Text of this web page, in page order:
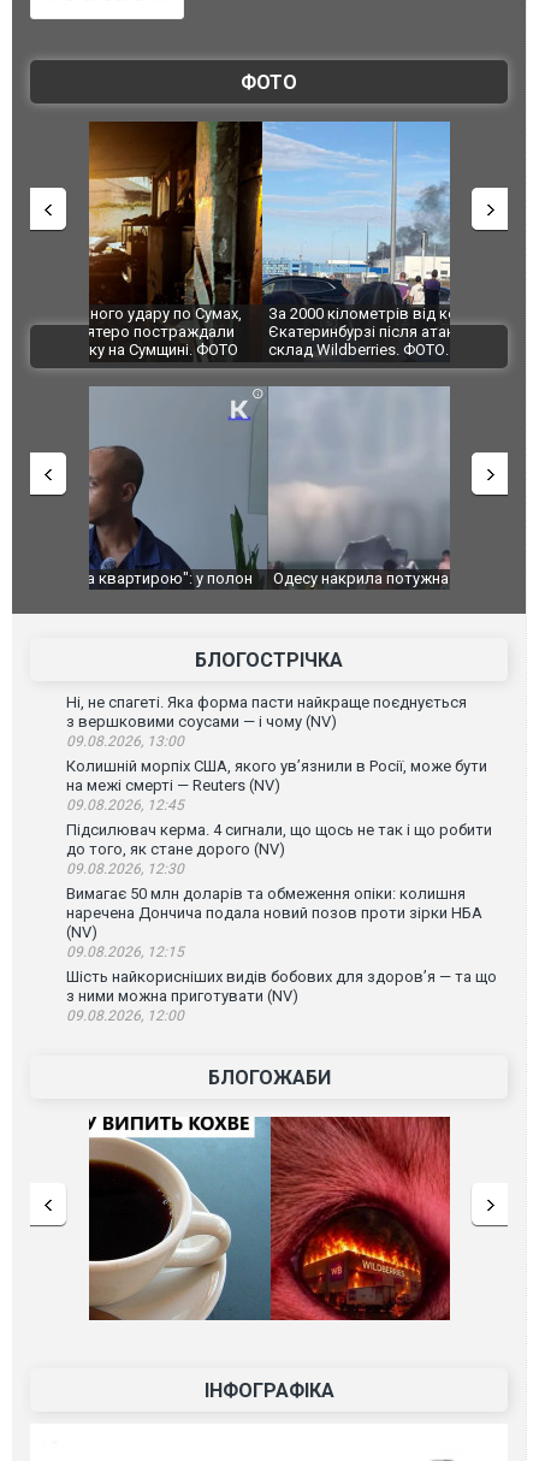
ФОТО
За 2000 кілометрів від кордону з Україною: в
Єкатеринбурзі після атаки дронів загорівся
склад Wildberries. ФОТО. ВІДЕО
"Мої
ВІДЕО
Одесу накрила потужна злива з градом та
Вже
БЛОГОСТРІЧКА
Ні, не спагеті. Яка форма пасти найкраще поєднується
з вершковими соусами — і чому (NV)
09.08.2026, 13:00
Колишній морпіх США, якого ув’язнили в Росії, може бути
на межі смерті — Reuters (NV)
09.08.2026, 12:45
Підсилювач керма. 4 сигнали, що щось не так і що робити
до того, як стане дорого (NV)
09.08.2026, 12:30
Вимагає 50 млн доларів та обмеження опіки: колишня
наречена Дончича подала новий позов проти зірки НБА
(NV)
09.08.2026, 12:15
Шість найкорисніших видів бобових для здоров’я — та що
з ними можна приготувати (NV)
09.08.2026, 12:00
БЛОГОЖАБИ
ІНФОГРАФІКА